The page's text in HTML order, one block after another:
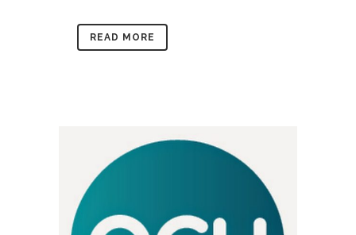
READ MORE